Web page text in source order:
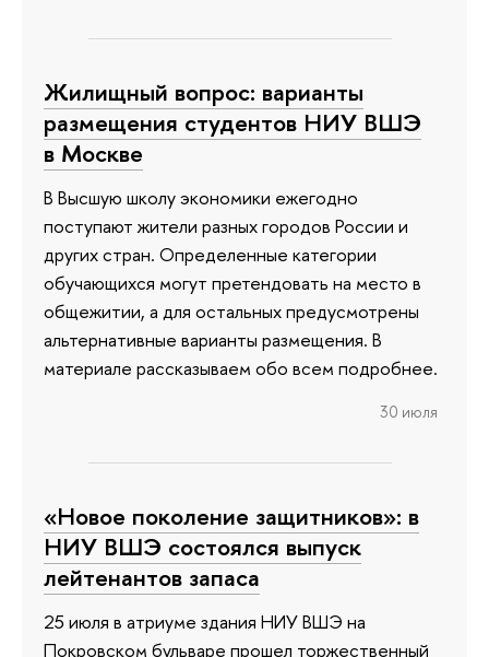
Жилищный вопрос: варианты
размещения студентов НИУ ВШЭ
в Москве
В Высшую школу экономики ежегодно
поступают жители разных городов России и
других стран. Определенные категории
обучающихся могут претендовать на место в
общежитии, а для остальных предусмотрены
альтернативные варианты размещения. В
материале рассказываем обо всем подробнее.
30 июля
«Новое поколение защитников»: в
НИУ ВШЭ состоялся выпуск
лейтенантов запаса
25 июля в атриуме здания НИУ ВШЭ на
Покровском бульваре прошел торжественный